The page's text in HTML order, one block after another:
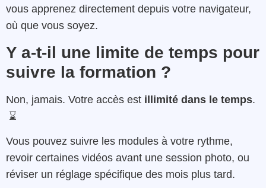
vous apprenez directement depuis votre navigateur,
où que vous soyez.
Y a-t-il une limite de temps pour
suivre la formation ?
Non, jamais. Votre accès est illimité dans le temps.
⌛
Vous pouvez suivre les modules à votre rythme,
revoir certaines vidéos avant une session photo, ou
réviser un réglage spécifique des mois plus tard.